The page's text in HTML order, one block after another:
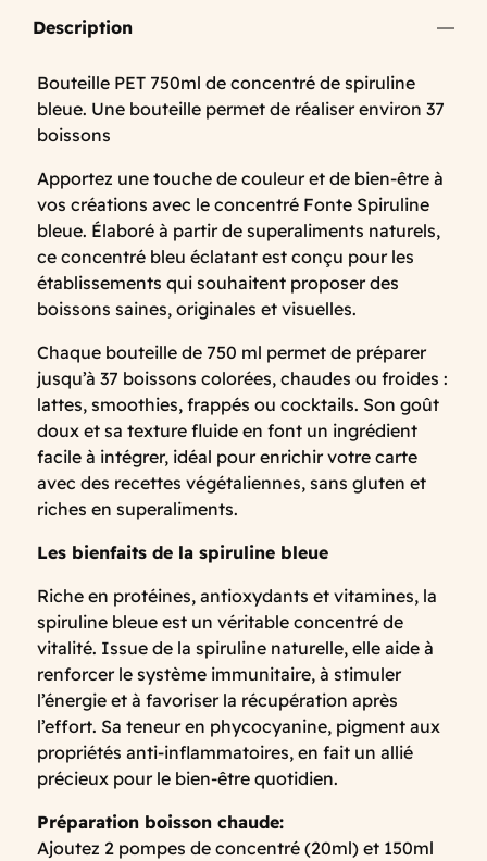
Description
Bouteille PET 750ml de concentré de spiruline
bleue. Une bouteille permet de réaliser environ 37
boissons
Apportez une touche de couleur et de bien-être à
vos créations avec le concentré Fonte Spiruline
bleue. Élaboré à partir de superaliments naturels,
ce concentré bleu éclatant est conçu pour les
établissements qui souhaitent proposer des
boissons saines, originales et visuelles.
Chaque bouteille de 750 ml permet de préparer
jusqu’à 37 boissons colorées, chaudes ou froides :
lattes, smoothies, frappés ou cocktails. Son goût
doux et sa texture fluide en font un ingrédient
facile à intégrer, idéal pour enrichir votre carte
avec des recettes végétaliennes, sans gluten et
riches en superaliments.
Les bienfaits de la spiruline bleue
Riche en protéines, antioxydants et vitamines, la
spiruline bleue est un véritable concentré de
vitalité. Issue de la spiruline naturelle, elle aide à
renforcer le système immunitaire, à stimuler
l’énergie et à favoriser la récupération après
l’effort. Sa teneur en phycocyanine, pigment aux
propriétés anti-inflammatoires, en fait un allié
précieux pour le bien-être quotidien.
Préparation boisson chaude:
Ajoutez 2 pompes de concentré (20ml) et 150ml